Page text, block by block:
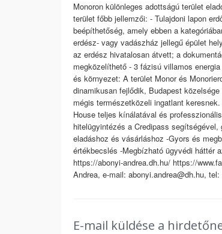
Monoron különleges adottságú terület
terület főbb jellemzői: - Tulajdoni lapon
beépíthetőség, amely ebben a
erdész- vagy vadászház jellegű épület
az erdész hivatalosan átvett; a
megközelíthető - 3 fázisú villamos
és környezet: A terület Monor és
dinamikusan fejlődik, Budapest
mégis természetközeli ingatlant
House teljes kínálatával és
hitelügyintézés a Credipass
eladáshoz és vásárláshoz -Gyors és
értékbecslés -Megbízható ügyvédi háttér
https://abonyi-andrea.dh.hu/ https://
Andrea, e-mail: abonyi.andrea@dh.hu,
E-mail küldése a